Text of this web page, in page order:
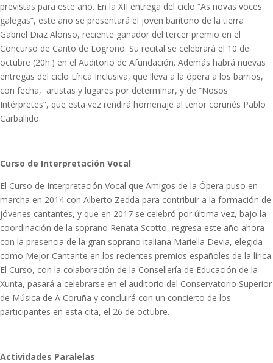
previstas para este año. En la XII entrega del ciclo “As novas voces
galegas”, este año se presentará el joven barítono de la tierra
Gabriel Diaz Alonso, reciente ganador del tercer premio en el
Concurso de Canto de Logroño. Su recital se celebrará el 10 de
octubre (20h.) en el Auditorio de Afundación. Además habrá nuevas
entregas del ciclo Lírica Inclusiva, que lleva a la ópera a los barrios,
con fecha, artistas y lugares por determinar, y de “Nosos
Intérpretes”, que esta vez rendirá homenaje al tenor coruñés Pablo
Carballido.
Curso de Interpretación Vocal
El Curso de Interpretación Vocal que Amigos de la Ópera puso en
marcha en 2014 con Alberto Zedda para contribuir a la formación de
jóvenes cantantes, y que en 2017 se celebró por última vez, bajo la
coordinación de la soprano Renata Scotto, regresa este año ahora
con la presencia de la gran soprano italiana Mariella Devia, elegida
como Mejor Cantante en los recientes premios españoles de la lírica.
El Curso, con la colaboración de la Consellería de Educación de la
Xunta, pasará a celebrarse en el auditorio del Conservatorio Superior
de Música de A Coruña y concluirá con un concierto de los
participantes en esta cita, el 26 de octubre.
Actividades Paralelas